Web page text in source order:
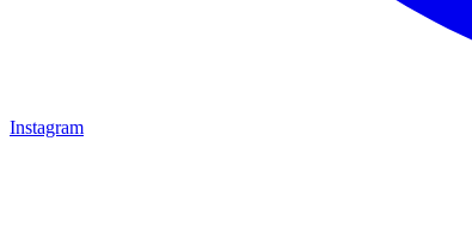
Instagram